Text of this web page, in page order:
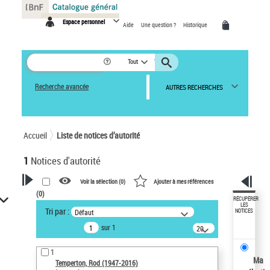
Espace personnel Aide Une question ? Historique
Tout
Recherche avancée AUTRES RECHERCHES
Accueil Liste de notices d’autorité
1 Notices d'autorité
VOTRE RECHERCHE
Recherche avancée dans les
notices d’autorité
Œuvres liées à l'auteur :
Temperton, Rod (1947-2016)
Voir la sélection (0) Ajouter à mes références
(0)
Tri par : Défaut
sur 1
20
résultats/page
1
Temperton, Rod (1947-2016)
RÉCUPÉRER
LES
NOTICES
Ma
Panneau de gestion des cookies